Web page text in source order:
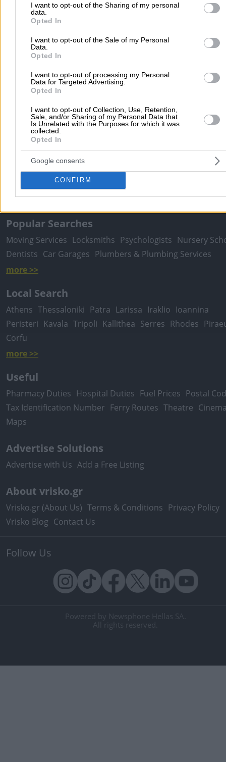
to Google and its third-party tags to use your data for below
purposes in below Google consent section.
I want to opt-out of the Sharing of my personal
data.
Opted In
I want to opt-out of the Sale of my Personal
Data.
Opted In
I want to opt-out of processing my Personal
Data for Targeted Advertising.
Opted In
I want to opt-out of Collection, Use, Retention,
Sale, and/or Sharing of my Personal Data that
Is Unrelated with the Purposes for which it was
collected.
Opted In
Google consents
CONFIRM
Prefecture of THESSALONIKIS
Popular Searches
Moving Services Locksmiths Psychologists Nursery
Dentists Car Garages Plumbers & Plumbing Services
more >>
Local Search
Athens Thessaloniki Patra Larissa Iraklio Ioannina
Peristeri Kavala Tripoli Kallithea Serres Rhodes
Corfu
more >>
Useful
Pharmacy Duties Hospital Duties Fuel Prices Postal
Tax Identification Number Ferry Routes Theatre
Maps
Advertise Solutions
Advertise with Us Add a Free Listing
About vrisko.gr
Vrisko.gr (About Us) Terms & Conditions Privacy Policy
Vrisko Blog Contact Us
Follow Us
Powered by Newsphone Hellas SA.
All rights reserved.